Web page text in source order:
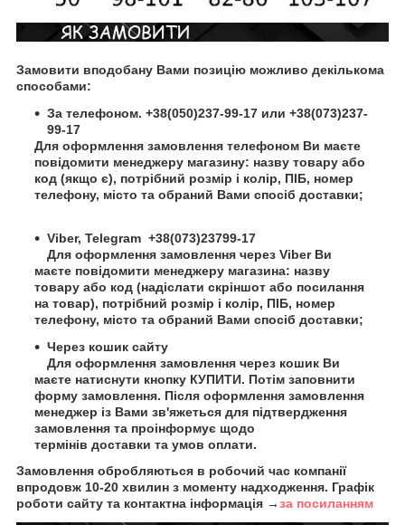
Замовити вподобану Вами позицію можливо декількома
способами:
За телефоном. +38(050)237-99-17 или +38(073)237-
99-17
Для оформлення замовлення телефоном Ви маєте
повідомити менеджеру магазину: назву товару або
код (якщо є), потрібний розмір і колір, ПІБ, номер
телефону, місто та обраний Вами спосіб доставки;
Viber, Telegram +38(073)23799-17
Для оформлення замовлення через Viber Ви
маєте повідомити менеджеру магазина: назву
товару або код (надіслати скріншот або посилання
на товар), потрібний розмір і колір, ПІБ, номер
телефону, місто та обраний Вами спосіб доставки;
Через кошик сайту
Для оформлення замовлення через кошик Ви
маєте натиснути кнопку КУПИТИ. Потім заповнити
форму замовлення. Після оформлення замовлення
менеджер із Вами зв'яжеться для підтвердження
замовлення та проінформує щодо
термінів доставки та умов оплати.
Замовлення обробляються в робочий час компанії
впродовж 10-20 хвилин з моменту надходження. Графік
роботи сайту та контактна інформація →за посиланням